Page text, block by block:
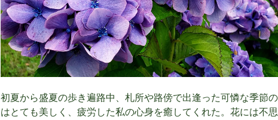
初夏から盛夏の歩き遍路中、札所や路傍で出逢った可憐な季節
はとても美しく、疲労した私の心身を癒してくれた。花には不